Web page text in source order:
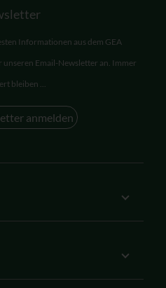
Informationen aus dem GEA
Email-Newsletter an. Immer
bleiben ...
anmelden